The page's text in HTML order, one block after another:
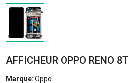
AFFICHEUR OPPO RENO
Marque:Oppo